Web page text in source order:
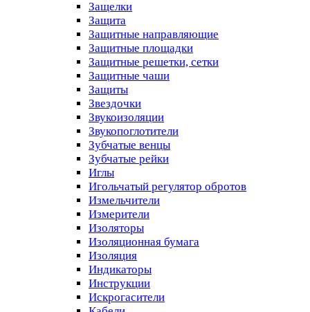
Защелки
Защита
Защитные направляющие
Защитные площадки
Защитные решетки, сетки
Защитные чаши
Защиты
Звездочки
Звукоизоляции
Звукопоглотители
Зубчатые венцы
Зубчатые рейки
Иглы
Игольчатый регулятор обротов
Измельчители
Измерители
Изоляторы
Изоляционная бумага
Изоляция
Индикаторы
Инструкции
Искрогасители